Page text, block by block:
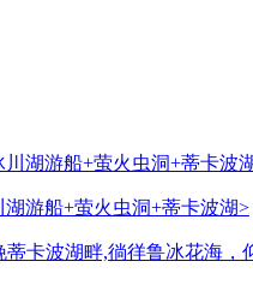
游船+萤火虫洞+蒂卡波湖>
卡波湖畔,徜徉鲁冰花海